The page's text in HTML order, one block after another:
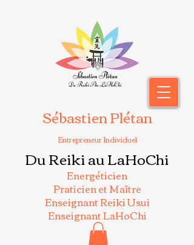
Sébastien Plétan
Entrepreneur Individuel
Du Reiki au LaHoChi
Energéticien
Praticien et Maître
Enseignant Reiki Usui
Enseignant LaHoChi